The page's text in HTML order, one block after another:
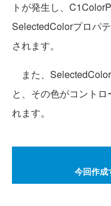
トが発生し、
SelectedColorプロパ
されます。
また、
と、その色がコント
れます。
今回作成